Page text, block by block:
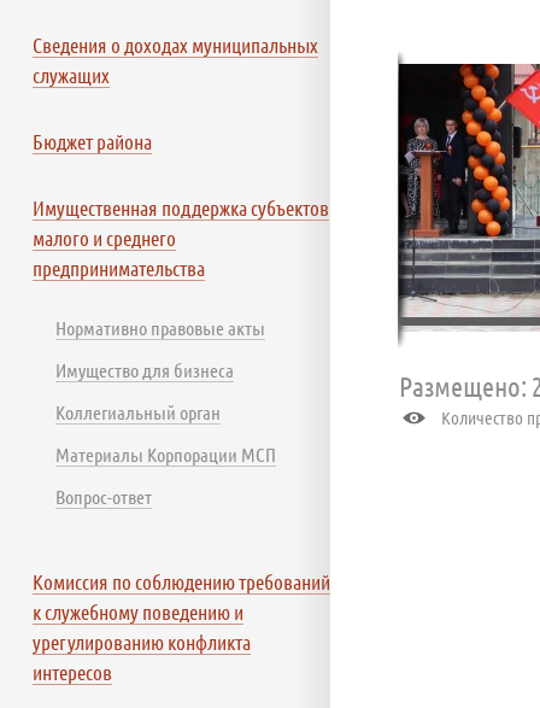
Размещено:
Количество
Сведения о доходах муниципальных
служащих
Бюджет района
Имущественная поддержка субъектов
малого и среднего
предпринимательства
Нормативно правовые акты
Имущество для бизнеса
Коллегиальный орган
Материалы Корпорации МСП
Вопрос-ответ
Комиссия по соблюдению требований
к служебному поведению и
урегулированию конфликта
интересов